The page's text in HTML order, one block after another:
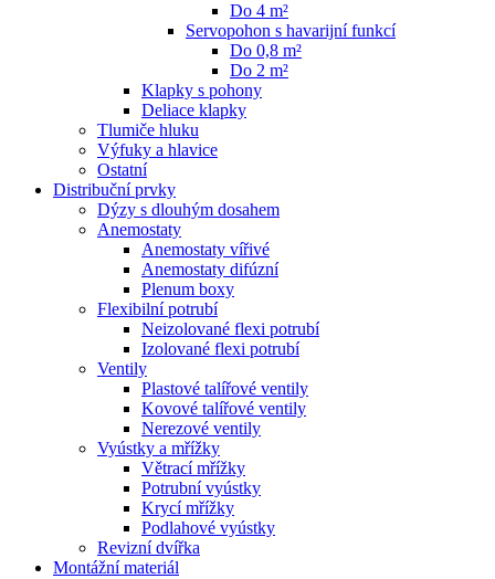
Do 4 m²
Servopohon s havarijní funkcí
Do 0,8 m²
Do 2 m²
Klapky s pohony
Deliace klapky
Tlumiče hluku
Výfuky a hlavice
Ostatní
Distribuční prvky
Dýzy s dlouhým dosahem
Anemostaty
Anemostaty vířivé
Anemostaty difúzní
Plenum boxy
Flexibilní potrubí
Neizolované flexi potrubí
Izolované flexi potrubí
Ventily
Plastové talířové ventily
Kovové talířové ventily
Nerezové ventily
Vyústky a mřížky
Větrací mřížky
Potrubní vyústky
Krycí mřížky
Podlahové vyústky
Revizní dvířka
Montážní materiál